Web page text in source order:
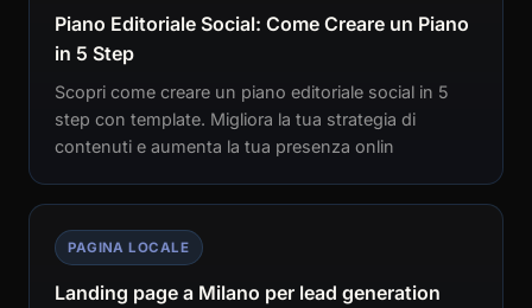
Piano Editoriale Social: Come Creare un Piano
in 5 Step
Scopri come creare un piano editoriale social in 5
step con template. Migliora la tua strategia di
contenuti e aumenta la tua presenza onlin
PAGINA LOCALE
Landing page a Milano per lead generation